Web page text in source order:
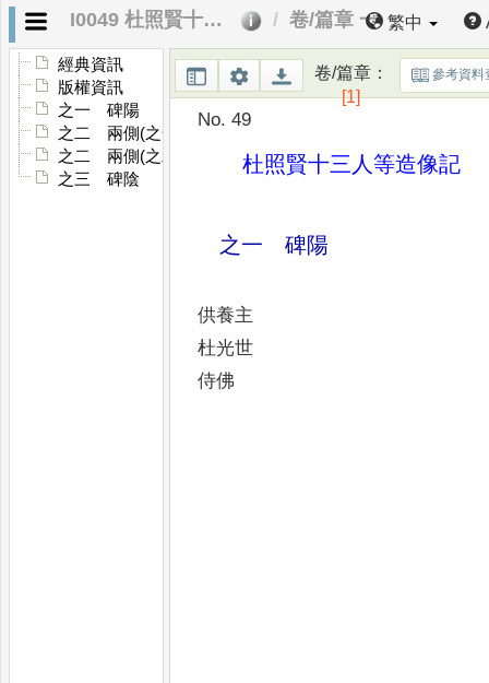
I0049 杜照賢十三人等造像記 卷/篇章 一 繁中
經典資訊
版權資訊
之一 碑陽
之二 兩側(之一)
之二 兩側(之二)
之三 碑陰
卷/篇章：
[1]
參考資料
No. 49
杜照賢十三人等造像記
之一 碑陽
供養主
杜光世
侍佛